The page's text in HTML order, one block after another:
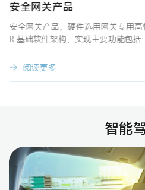
安全网关产品
安全网关产品，硬件选用网关专用
R 基础软件架构，实现主要功能包括
阅读更多
智能